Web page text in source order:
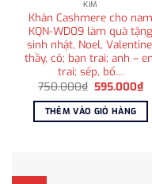
KIM
Khăn Cashmere cho nam
KQN-WD09 làm quà tặng
sinh nhật, Noel,
thầy, cô; bạn trai; anh –
trai; sếp, bố…
750.000₫ Giá
là:
750.000₫.
595.000₫Giá
tại
THÊM VÀO GIỎ HÀNG